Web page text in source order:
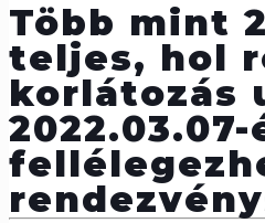
Több mint
teljes, hol
korlátozás